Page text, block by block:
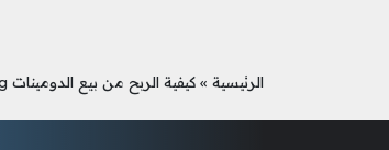
الرئيسية »كيفية الربح من بيع الدومينات Domain Flipping